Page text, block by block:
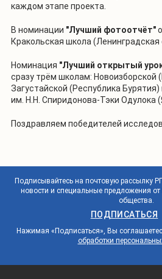
каждом этапе проекта.
В номинации "Лучший фотоотчёт"
Кракольская школа (Ленинградская
Номинация "Лучший открытый
сразу трём школам: Новоизборской
Загустайской (Республика
им. Н.Н. Спиридонова-Тэки Одулока
Поздравляем победителей
Подписывайтесь на почтовую рассылку
новости и специальные предложения от
общества.
ПОДПИСАТЬСЯ
Нажимая «Подписаться», Вы
обработки